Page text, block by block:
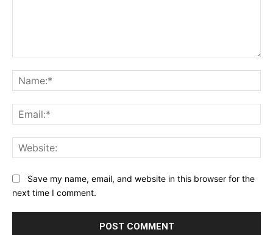
Save my name, email, and website in this browser for the
next time I comment.